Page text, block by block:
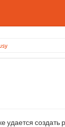
удается